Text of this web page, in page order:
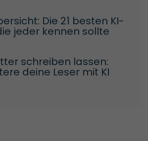
Die 21 besten KI-
jeder kennen sollte
schreiben lassen:
deine Leser mit KI